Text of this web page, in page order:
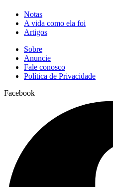
Notas
A vida como ela foi
Artigos
Sobre
Anuncie
Fale conosco
Política de Privacidade
Facebook